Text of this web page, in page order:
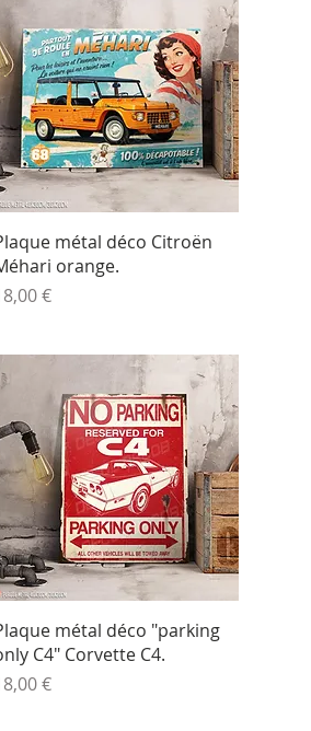
Aperçu rapide
métal déco Citroën
orange.
€
Aperçu rapide
métal déco "parking
C4" Corvette C4.
€